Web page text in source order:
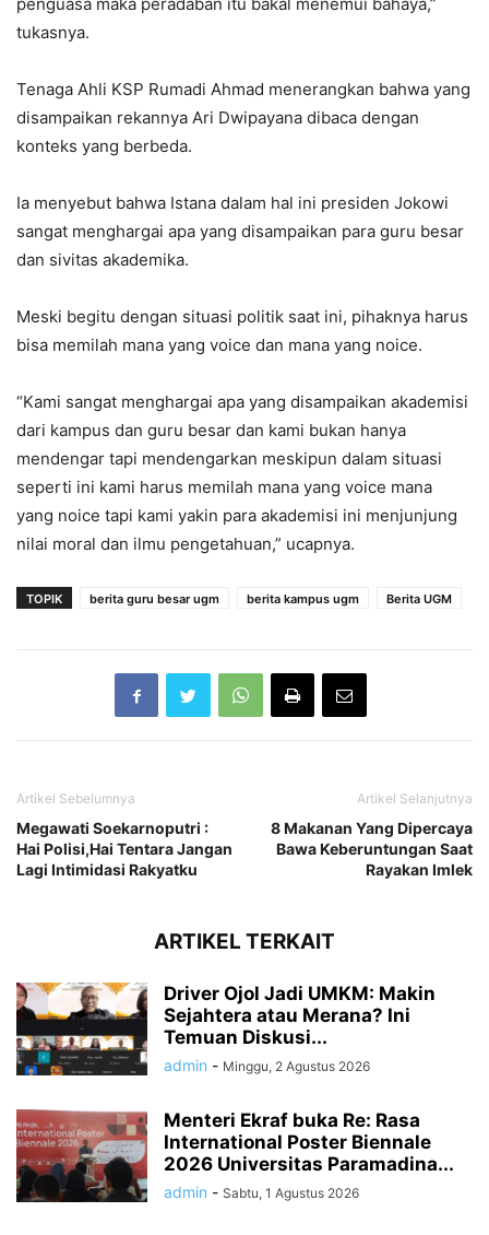
tukasnya.
Tenaga Ahli KSP Rumadi Ahmad menerangkan bahwa yang
disampaikan rekannya Ari Dwipayana dibaca dengan
konteks yang berbeda.
Ia menyebut bahwa Istana dalam hal ini presiden Jokowi
sangat menghargai apa yang disampaikan para guru besar
dan sivitas akademika.
Meski begitu dengan situasi politik saat ini, pihaknya harus
bisa memilah mana yang voice dan mana yang noice.
“Kami sangat menghargai apa yang disampaikan akademisi
dari kampus dan guru besar dan kami bukan hanya
mendengar tapi mendengarkan meskipun dalam situasi
seperti ini kami harus memilah mana yang voice mana
yang noice tapi kami yakin para akademisi ini menjunjung
nilai moral dan ilmu pengetahuan,” ucapnya.
TOPIK berita guru besar ugm berita kampus ugm Berita UGM
Artikel Sebelumnya
Megawati Soekarnoputri :
Hai Polisi,Hai Tentara Jangan
Lagi Intimidasi Rakyatku
Artikel Selanjutnya
8 Makanan Yang Dipercaya
Bawa Keberuntungan Saat
Rayakan Imlek
ARTIKEL TERKAIT
Driver Ojol Jadi UMKM: Makin
Sejahtera atau Merana? Ini
Temuan Diskusi...
admin - Minggu, 2 Agustus 2026
Menteri Ekraf buka Re: Rasa
International Poster Biennale
2026 Universitas Paramadina...
admin - Sabtu, 1 Agustus 2026